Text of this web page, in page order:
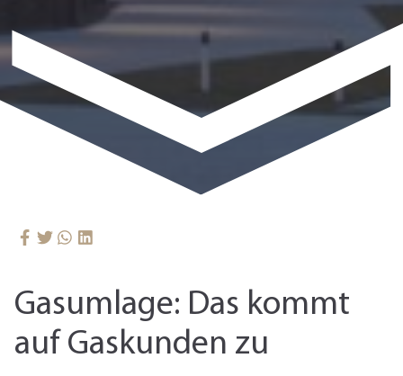
Gasumlage: Das kommt
auf Gaskunden zu